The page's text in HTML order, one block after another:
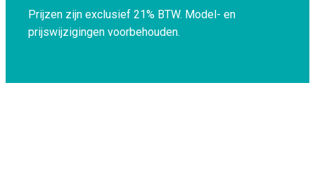
Prijzen zijn exclusief 21% BTW. Model- en
prijswijzigingen voorbehouden.